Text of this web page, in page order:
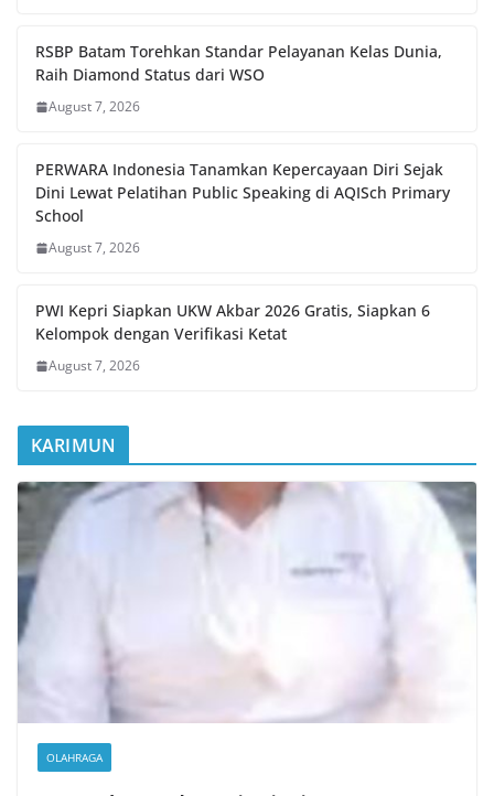
RSBP Batam Torehkan Standar Pelayanan Kelas Dunia,
Raih Diamond Status dari WSO
August 7, 2026
PERWARA Indonesia Tanamkan Kepercayaan Diri Sejak
Dini Lewat Pelatihan Public Speaking di AQISch Primary
School
August 7, 2026
PWI Kepri Siapkan UKW Akbar 2026 Gratis, Siapkan 6
Kelompok dengan Verifikasi Ketat
August 7, 2026
KARIMUN
OLAHRAGA